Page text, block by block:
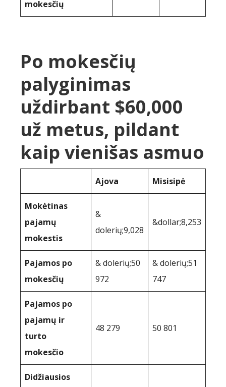
mokesčių
Po mokesčių
palyginimas
uždirbant $60,000
už metus, pildant
kaip vienišas asmuo
Ajova Misisipė
Mokėtinas
pajamų
mokestis
&
dolerių;9,028
&dollar;8,253
Pajamos po
mokesčių
& dolerių;50
972
& dolerių;51
747
Pajamos po
pajamų ir
turto
mokesčio
48 279 50 801
Didžiausios